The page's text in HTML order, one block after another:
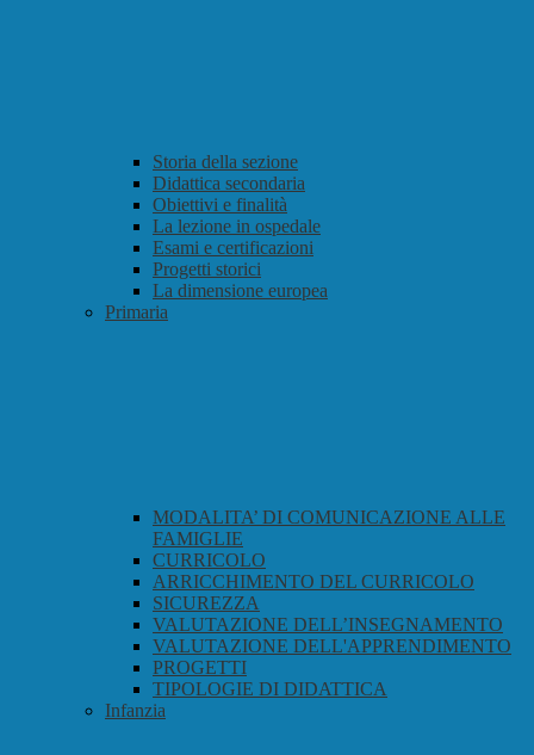
Storia della sezione
Didattica secondaria
Obiettivi e finalità
La lezione in ospedale
Esami e certificazioni
Progetti storici
La dimensione europea
Primaria
MODALITA’ DI COMUNICAZIONE ALLE
FAMIGLIE
CURRICOLO
ARRICCHIMENTO DEL CURRICOLO
SICUREZZA
VALUTAZIONE DELL’INSEGNAMENTO
VALUTAZIONE DELL'APPRENDIMENTO
PROGETTI
TIPOLOGIE DI DIDATTICA
Infanzia